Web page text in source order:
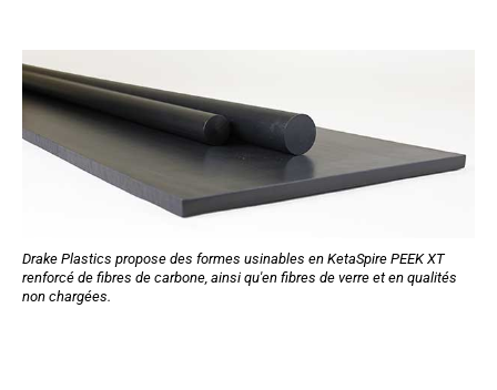
Drake Plastics propose des formes usinables en KetaSpire PEEK XT
renforcé de fibres de carbone, ainsi qu'en fibres de verre et en qualités
non chargées.